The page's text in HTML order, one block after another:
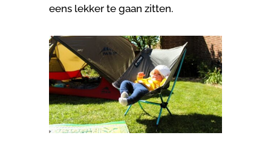
eens lekker te gaan zitten.